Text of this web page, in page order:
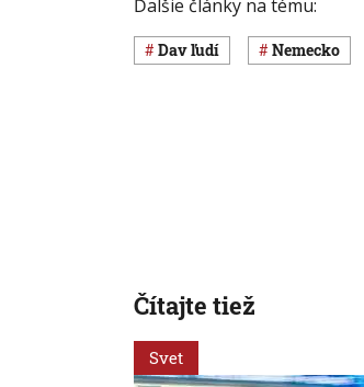
Ďalšie články na tému:
dav ľudí Nemecko
Čítajte tiež
Svet